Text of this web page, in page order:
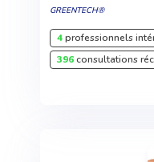
GREENTECH®
4professionnels
396consultations